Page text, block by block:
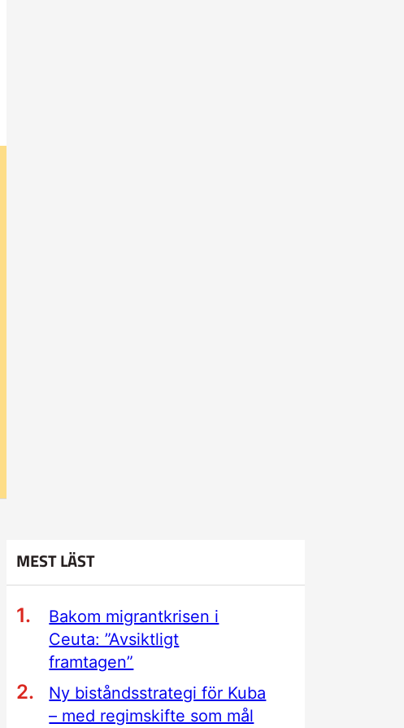
MEST LÄST
Bakom migrantkrisen i
Ceuta: ”Avsiktligt
framtagen”
Ny biståndsstrategi för Kuba
– med regimskifte som mål